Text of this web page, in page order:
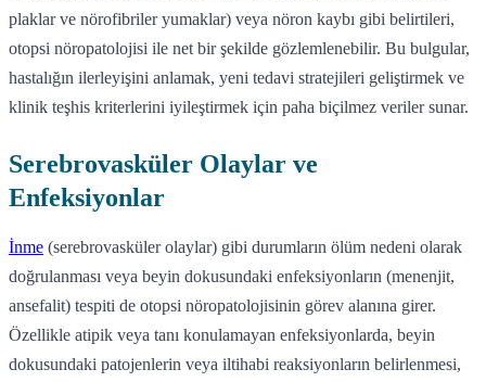
plaklar ve nörofibriler yumaklar) veya nöron kaybı gibi belirtileri,
otopsi nöropatolojisi ile net bir şekilde gözlemlenebilir. Bu bulgular,
hastalığın ilerleyişini anlamak, yeni tedavi stratejileri geliştirmek ve
klinik teşhis kriterlerini iyileştirmek için paha biçilmez veriler sunar.
Serebrovasküler Olaylar ve
Enfeksiyonlar
İnme (serebrovasküler olaylar) gibi durumların ölüm nedeni olarak
doğrulanması veya beyin dokusundaki enfeksiyonların (menenjit,
ansefalit) tespiti de otopsi nöropatolojisinin görev alanına girer.
Özellikle atipik veya tanı konulamayan enfeksiyonlarda, beyin
dokusundaki patojenlerin veya iltihabi reaksiyonların belirlenmesi,